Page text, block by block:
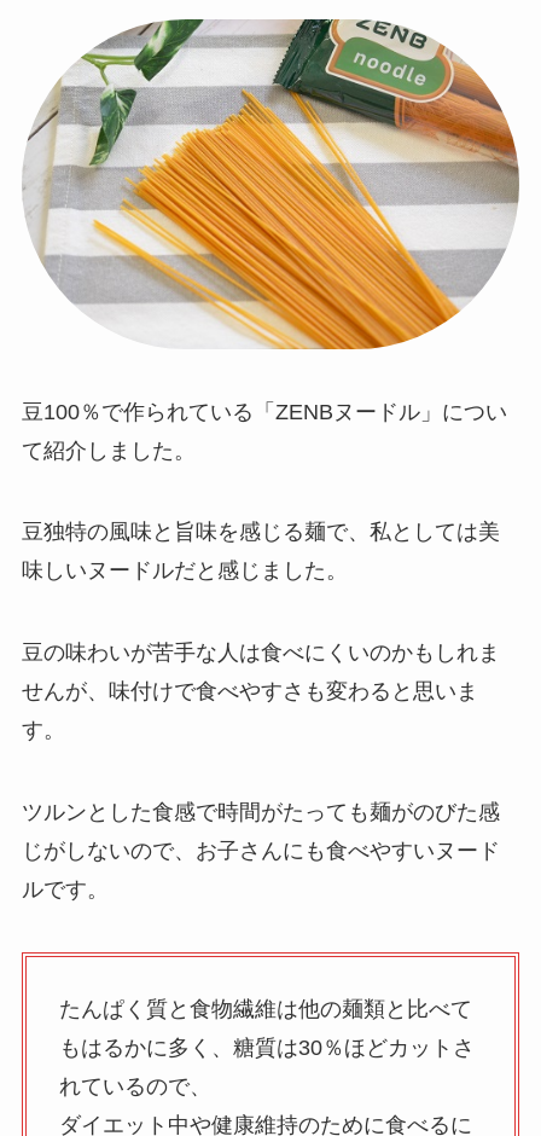
豆100％で作られている「ZENBヌードル」につい
て紹介しました。
豆独特の風味と旨味を感じる麺で、私としては美
味しいヌードルだと感じました。
豆の味わいが苦手な人は食べにくいのかもしれま
せんが、味付けで食べやすさも変わると思いま
す。
ツルンとした食感で時間がたっても麺がのびた感
じがしないので、お子さんにも食べやすいヌード
ルです。
たんぱく質と食物繊維は他の麺類と比べて
もはるかに多く、糖質は30％ほどカットさ
れているので、
ダイエット中や健康維持のために食べるに